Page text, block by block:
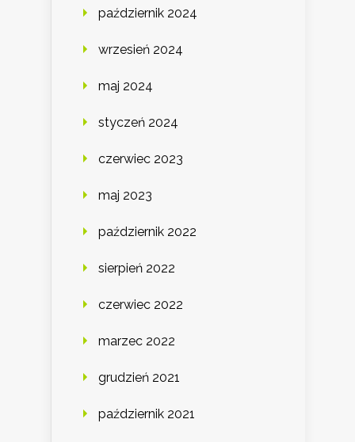
październik 2024
wrzesień 2024
maj 2024
styczeń 2024
czerwiec 2023
maj 2023
październik 2022
sierpień 2022
czerwiec 2022
marzec 2022
grudzień 2021
październik 2021